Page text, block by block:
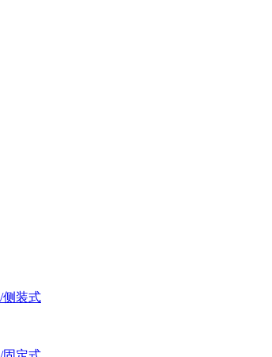
侧装式